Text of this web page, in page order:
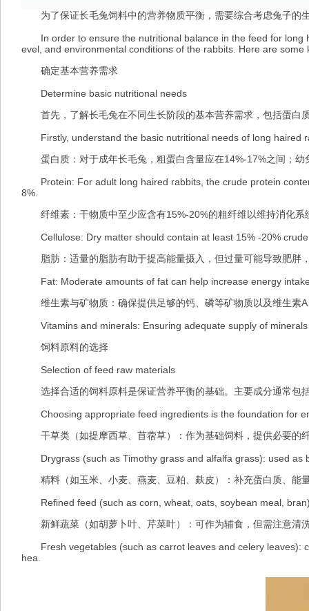
为了保证长毛兔饲料中的营养物质平衡，需要综合考虑兔子的
In order to ensure the nutritional balance in the feed for long
evel, and environmental conditions of the rabbits. Here are
确定基本营养需求
Determine basic nutritional needs
首先，了解长毛兔在不同生长阶段的基本营养需求，包括蛋白
Firstly, understand the basic nutritional needs of long haired
蛋白质：对于成年长毛兔，粗蛋白含量应在14%-17%之间；幼
Protein: For adult long haired rabbits, the crude protein
8%.
纤维素：干物质中至少应含有15%-20%的粗纤维以维持消化系
Cellulose: Dry matter should contain at least 15% -20%
脂肪：适量的脂肪有助于提高能量摄入，但过量可能导致肥胖
Fat: Moderate amounts of fat can help increase energy
维生素与矿物质：确保提供足够的钙、磷等矿物质以及维生素A
Vitamins and minerals: Ensuring adequate supply of minerals
饲料原料的选择
Selection of feed raw materials
选择合适的饲料原料是保证营养平衡的基础。主要成分通常包
Choosing appropriate feed ingredients is the foundation for
干草类（如提摩西草、苜蓿草）：作为基础饲料，提供必要的
Drygrass (such as Timothy grass and alfalfa grass): used as
精料（如玉米、小麦、燕麦、豆粕、麸皮）：补充蛋白质、能
Refined feed (such as corn, wheat, oats, soybean meal,
新鲜蔬菜（如胡萝卜叶、芹菜叶）：可作为辅食，但需注意清
Fresh vegetables (such as carrot leaves and celery leaves):
hea.